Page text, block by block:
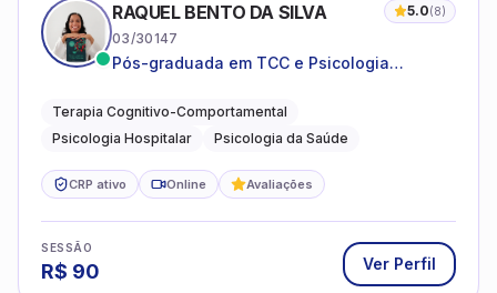
RAQUEL BENTO DA SILVA 5.0(8)
03/30147
Pós-graduada em TCC e Psicologia
Terapia Cognitivo-Comportamental
Psicologia Hospitalar
Psicologia da Saúde
CRP ativo Online Avaliações
SESSÃO
R$ 90 Ver Perfil